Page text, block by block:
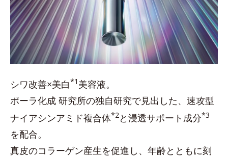
シワ改善×美白*1 美容液。
ポーラ化成 研究所の独自研究で見出した、速攻型
ナイアシンアミド複合体*2 と浸透サポート成分*3
を配合。
真皮のコラーゲン産生を促進し、年齢とともに刻